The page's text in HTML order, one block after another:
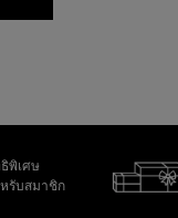
พิเศษ
รับสมาชิก